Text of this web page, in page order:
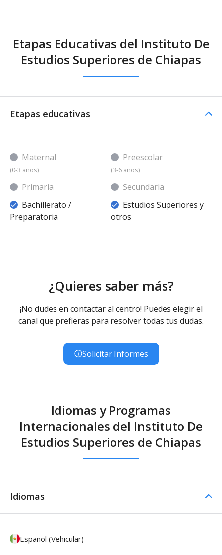
Etapas Educativas del Instituto De
Estudios Superiores de Chiapas
Etapas educativas
Maternal
(0-3 años)
Preescolar
(3-6 años)
Primaria
Secundaria
Bachillerato /
Preparatoria
Estudios Superiores y
otros
¿Quieres saber más?
¡No dudes en contactar al centro! Puedes elegir el
canal que prefieras para resolver todas tus dudas.
Solicitar Informes
Idiomas y Programas
Internacionales del Instituto De
Estudios Superiores de Chiapas
Idiomas
Español (Vehicular)